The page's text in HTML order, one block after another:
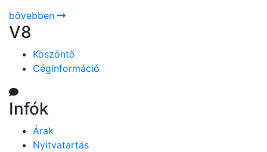
bővebben
V8
Köszöntő
Céginformáció
Infók
Árak
Nyitvatartás